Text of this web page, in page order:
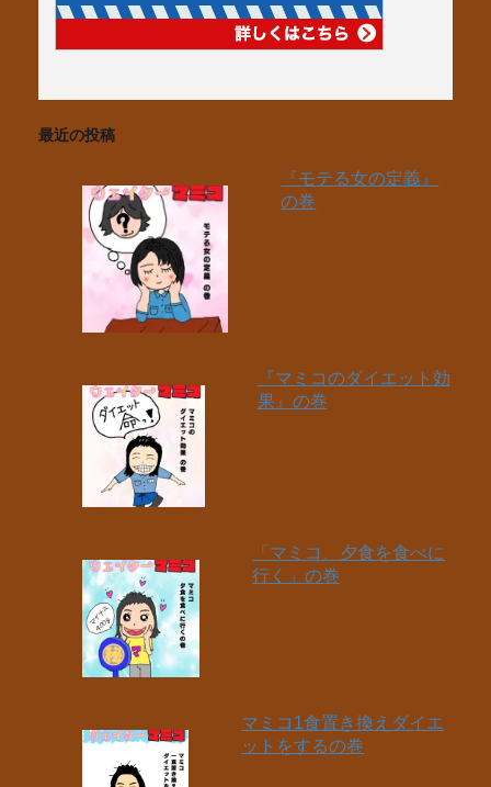
最近の投稿
『モテる女の定義』
の巻
『マミコのダイエット効
果』の巻
「マミコ、夕食を食べに
行く」の巻
マミコ1食置き換えダイエ
ットをするの巻